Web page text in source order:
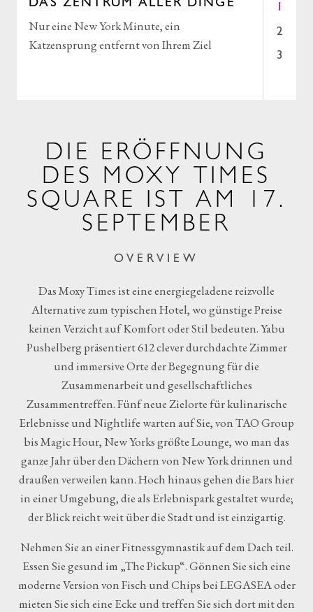
SCHLAFZIMMER
Bequeme Betten, großzügige Rainshower-
Duschen & clevere Designmerkmale
2
3
DIE ERÖFFNUNG
DES MOXY TIMES
SQUARE IST AM 17.
SEPTEMBER
OVERVIEW
Das Moxy Times ist eine energiegeladene reizvolle
Alternative zum typischen Hotel, wo günstige Preise
keinen Verzicht auf Komfort oder Stil bedeuten. Yabu
Pushelberg präsentiert 612 clever durchdachte Zimmer
und immersive Orte der Begegnung für die
Zusammenarbeit und gesellschaftliches
Zusammentreffen. Fünf neue Zielorte für kulinarische
Erlebnisse und Nightlife warten auf Sie, von TAO Group
bis Magic Hour, New Yorks größte Lounge, wo man das
ganze Jahr über den Dächern von New York drinnen und
draußen verweilen kann. Hoch hinaus gehen die Bars hier
in einer Umgebung, die als Erlebnispark gestaltet wurde;
der Blick reicht weit über die Stadt und ist einzigartig.
Nehmen Sie an einer Fitnessgymnastik auf dem Dach teil.
Essen Sie gesund im „The Pickup“. Gönnen Sie sich eine
moderne Version von Fisch und Chips bei LEGASEA oder
mieten Sie sich eine Ecke und treffen Sie sich dort mit den